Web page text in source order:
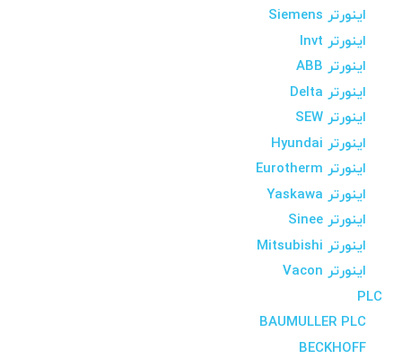
اینورتر Siemens
اینورتر Invt
اینورتر ABB
اینورتر Delta
اینورتر SEW
اینورتر Hyundai
اینورتر Eurotherm
اینورتر Yaskawa
اینورتر Sinee
اینورتر Mitsubishi
اینورتر Vacon
PLC
BAUMULLER PLC
BECKHOFF